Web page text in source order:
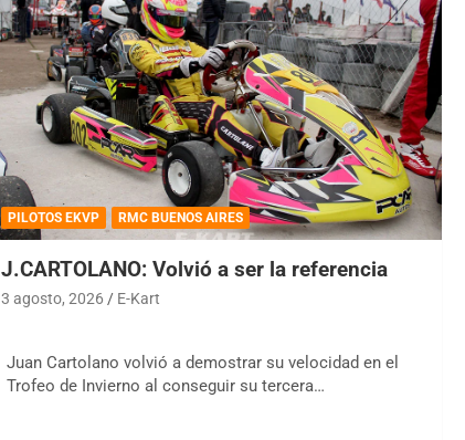
PILOTOS EKVP RMC BUENOS AIRES
J.CARTOLANO: Volvió a ser la referencia
3 agosto, 2026 E-Kart
Juan Cartolano volvió a demostrar su velocidad en el
Trofeo de Invierno al conseguir su tercera…